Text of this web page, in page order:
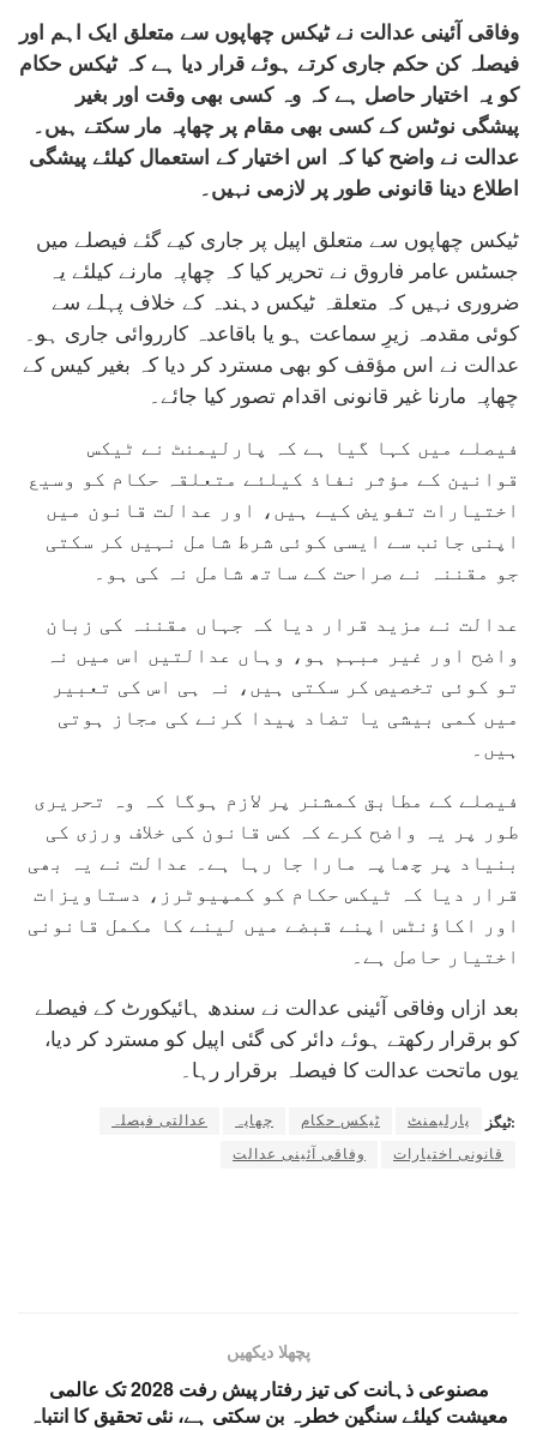
وفاقی آئینی عدالت نے ٹیکس چھاپوں سے متعلق ایک اہم اور
فیصلہ کن حکم جاری کرتے ہوئے قرار دیا ہے کہ ٹیکس حکام
کو یہ اختیار حاصل ہے کہ وہ کسی بھی وقت اور بغیر
پیشگی نوٹس کے کسی بھی مقام پر چھاپہ مار سکتے ہیں۔
عدالت نے واضح کیا کہ اس اختیار کے استعمال کیلئے پیشگی
اطلاع دینا قانونی طور پر لازمی نہیں۔
ٹیکس چھاپوں سے متعلق اپیل پر جاری کیے گئے فیصلے میں
جسٹس عامر فاروق نے تحریر کیا کہ چھاپہ مارنے کیلئے یہ
ضروری نہیں کہ متعلقہ ٹیکس دہندہ کے خلاف پہلے سے
کوئی مقدمہ زیرِ سماعت ہو یا باقاعدہ کارروائی جاری ہو۔
عدالت نے اس مؤقف کو بھی مسترد کر دیا کہ بغیر کیس کے
چھاپہ مارنا غیر قانونی اقدام تصور کیا جائے۔
فیصلے میں کہا گیا ہے کہ پارلیمنٹ نے ٹیکس
قوانین کے مؤثر نفاذ کیلئے متعلقہ حکام کو وسیع
اختیارات تفویض کیے ہیں، اور عدالت قانون میں
اپنی جانب سے ایسی کوئی شرط شامل نہیں کر سکتی
جو مقننہ نے صراحت کے ساتھ شامل نہ کی ہو۔
عدالت نے مزید قرار دیا کہ جہاں مقننہ کی زبان
واضح اور غیر مبہم ہو، وہاں عدالتیں اس میں نہ
تو کوئی تخصیص کر سکتی ہیں، نہ ہی اس کی تعبیر
میں کمی بیشی یا تضاد پیدا کرنے کی مجاز ہوتی
ہیں۔
فیصلے کے مطابق کمشنر پر لازم ہوگا کہ وہ تحریری
طور پر یہ واضح کرے کہ کس قانون کی خلاف ورزی کی
بنیاد پر چھاپہ مارا جا رہا ہے۔ عدالت نے یہ بھی
قرار دیا کہ ٹیکس حکام کو کمپیوٹرز، دستاویزات
اور اکاؤنٹس اپنے قبضے میں لینے کا مکمل قانونی
اختیار حاصل ہے۔
بعد ازاں وفاقی آئینی عدالت نے سندھ ہائیکورٹ کے فیصلے
کو برقرار رکھتے ہوئے دائر کی گئی اپیل کو مسترد کر دیا،
یوں ماتحت عدالت کا فیصلہ برقرار رہا۔
ٹیگز: پارلیمنٹ ٹیکس حکام چھاپہ
عدالتی فیصلہ
قانونی اختیارات
وفاقی آئینی عدالت
پچھلا دیکھیں
مصنوعی ذہانت کی تیز رفتار پیش رفت 2028 تک عالمی
معیشت کیلئے سنگین خطرہ بن سکتی ہے، نئی تحقیق کا انتباہ